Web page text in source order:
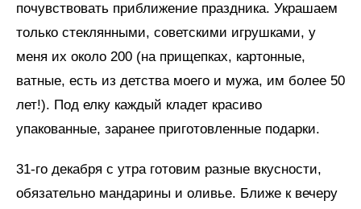
почувствовать приближение праздника. Украшаем
только стеклянными, советскими игрушками, у
меня их около 200 (на прищепках, картонные,
ватные, есть из детства моего и мужа, им более 50
лет!). Под елку каждый кладет красиво
упакованные, заранее приготовленные подарки.
31-го декабря с утра готовим разные вкусности,
обязательно мандарины и оливье. Ближе к вечеру